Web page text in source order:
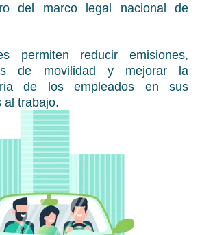
del marco legal nacional de
permiten reducir emisiones,
de movilidad y mejorar la
de los empleados en sus
al trabajo.